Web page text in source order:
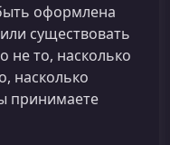
оформлена
существовать
не то, насколько
насколько
принимаете